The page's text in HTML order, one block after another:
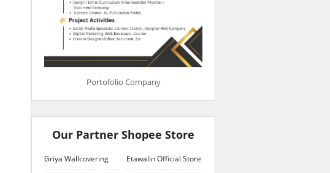
Portofolio Company
Our Partner Shopee Store
Griya Wallcovering Etawalin Official Store